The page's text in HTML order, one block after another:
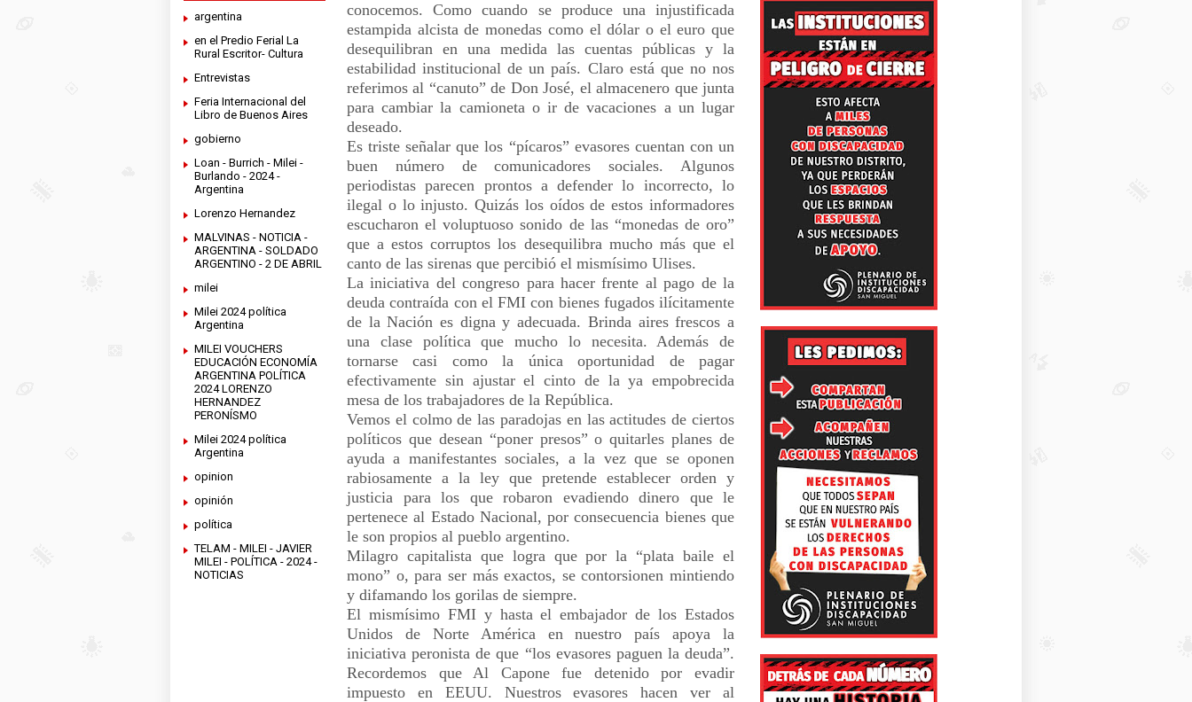
argentina
en el Predio Ferial La
Rural Escritor- Cultura
Entrevistas
Feria Internacional del
Libro de Buenos Aires
gobierno
Loan - Burrich - Milei -
Burlando - 2024 -
Argentina
Lorenzo Hernandez
MALVINAS - NOTICIA -
ARGENTINA - SOLDADO
ARGENTINO - 2 DE ABRIL
milei
Milei 2024 política
Argentina
MILEI VOUCHERS
EDUCACIÓN ECONOMÍA
ARGENTINA POLÍTICA
2024 LORENZO
HERNANDEZ
PERONÍSMO
Milei 2024 política
Argentina
opinion
opinión
política
TELAM - MILEI - JAVIER
MILEI - POLÍTICA - 2024 -
NOTICIAS
conocemos. Como cuando se produce una injustificada
estampida alcista de monedas como el dólar o el euro que
desequilibran en una medida las cuentas públicas y la
estabilidad institucional de un país. Claro está que no nos
referimos al “canuto” de Don José, el almacenero que junta
para cambiar la camioneta o ir de vacaciones a un lugar
deseado.
Es triste señalar que los “pícaros” evasores cuentan con un
buen número de comunicadores sociales. Algunos
periodistas parecen prontos a defender lo incorrecto, lo
ilegal o lo injusto. Quizás los oídos de estos informadores
escucharon el voluptuoso sonido de las “monedas de oro”
que a estos corruptos los desequilibra mucho más que el
canto de las sirenas que percibió el mismísimo Ulises.
La iniciativa del congreso para hacer frente al pago de la
deuda contraída con el FMI con bienes fugados ilícitamente
de la Nación es digna y adecuada. Brinda aires frescos a
una clase política que mucho lo necesita. Además de
tornarse casi como la única oportunidad de pagar
efectivamente sin ajustar el cinto de la ya empobrecida
mesa de los trabajadores de la República.
Vemos el colmo de las paradojas en las actitudes de ciertos
políticos que desean “poner presos” o quitarles planes de
ayuda a manifestantes sociales, a la vez que se oponen
rabiosamente a la ley que pretende establecer orden y
justicia para los que robaron evadiendo dinero que le
pertenece al Estado Nacional, por consecuencia bienes que
le son propios al pueblo argentino.
Milagro capitalista que logra que por la “plata baile el
mono” o, para ser más exactos, se contorsionen mintiendo
y difamando los gorilas de siempre.
El mismísimo FMI y hasta el embajador de los Estados
Unidos de Norte América en nuestro país apoya la
iniciativa peronista de que “los evasores paguen la deuda”.
Recordemos que Al Capone fue detenido por evadir
impuesto en EEUU. Nuestros evasores hacen ver al